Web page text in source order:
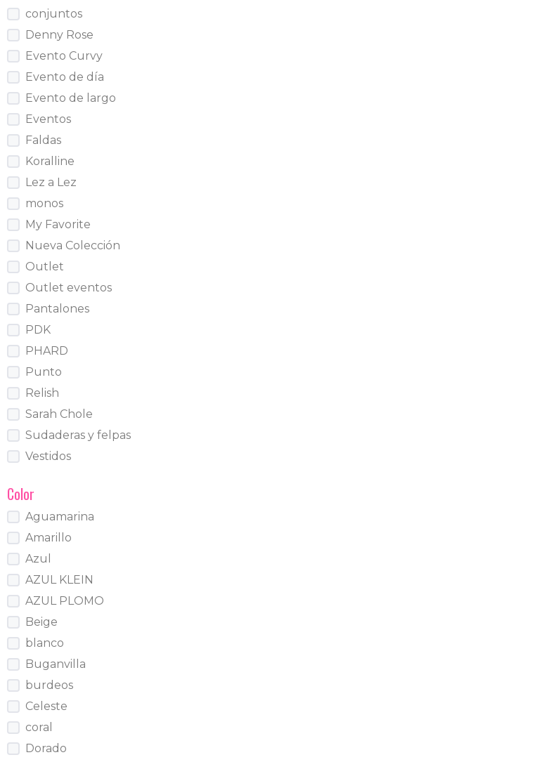
conjuntos
Denny Rose
Evento Curvy
Evento de día
Evento de largo
Eventos
Faldas
Koralline
Lez a Lez
monos
My Favorite
Nueva Colección
Outlet
Outlet eventos
Pantalones
PDK
PHARD
Punto
Relish
Sarah Chole
Sudaderas y felpas
Vestidos
Color
Aguamarina
Amarillo
Azul
AZUL KLEIN
AZUL PLOMO
Beige
blanco
Buganvilla
burdeos
Celeste
coral
Dorado